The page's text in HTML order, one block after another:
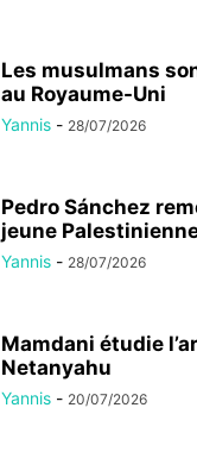
Les musulmans
au Royaume-Uni
Yannis - 28/07/2026
Pedro Sánchez
jeune
Yannis - 28/07/2026
Mamdani étudie
Netanyahu
Yannis - 20/07/2026